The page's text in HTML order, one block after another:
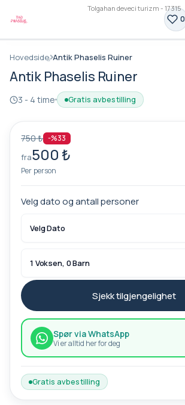
Tolgahan deveci turizm - 17315
0
Hovedside Antik Phaselis Ruiner
Antik Phaselis Ruiner
3 - 4 time Gratis avbestilling
750 ₺ -%33
fra500 ₺
Per person
Velg dato og antall personer
Velg Dato
1 Voksen, 0 Barn
Sjekk tilgjengelighet
Spør via WhatsApp
Vi er alltid her for deg
Gratis avbestilling